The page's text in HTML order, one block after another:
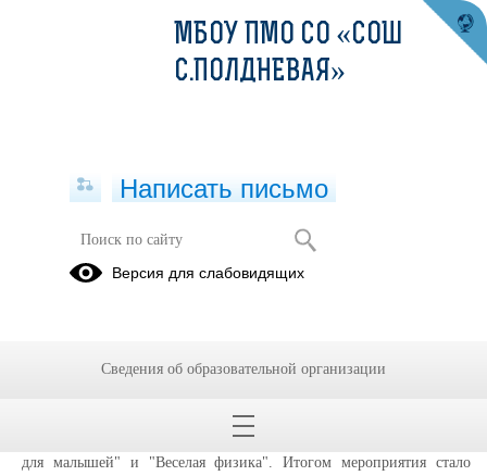
«Юные исследователи»
"Точка роста" прошла увлекательная игра для второклассников
представили себя и помчались проходить этапы игры: "Юный
химик", "Занимательная биология", "Умелые руки", "Информатика
для малышей" и "Веселая физика". Итогом мероприятия стало
МБОУ ПМО СО «СОШ
С.ПОЛДНЕВАЯ»
Написать письмо
Версия для слабовидящих
Сведения об образовательной организации